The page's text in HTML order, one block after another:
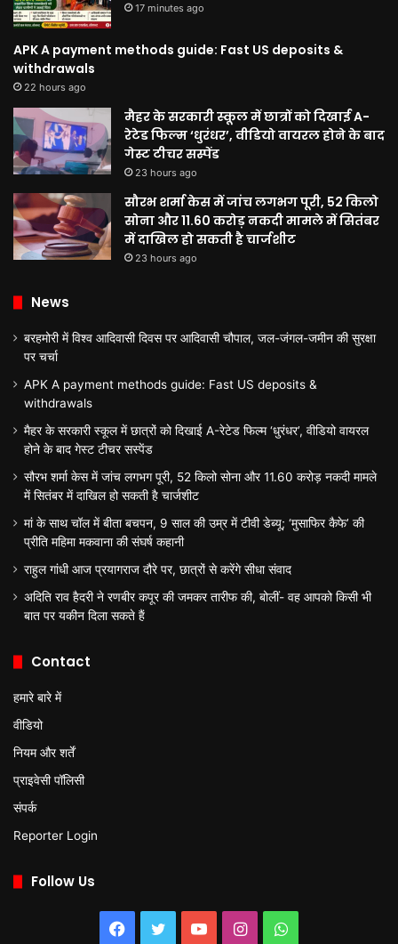
17 minutes ago
APK A payment methods guide: Fast US deposits &
withdrawals
22 hours ago
मैहर के सरकारी स्कूल में छात्रों को दिखाई A-
रेटेड फिल्म ‘धुरंधर’, वीडियो वायरल होने के बाद
गेस्ट टीचर सस्पेंड
23 hours ago
सौरभ शर्मा केस में जांच लगभग पूरी, 52 किलो
सोना और 11.60 करोड़ नकदी मामले में सितंबर
में दाखिल हो सकती है चार्जशीट
23 hours ago
News
बरहमोरी में विश्व आदिवासी दिवस पर आदिवासी चौपाल, जल-जंगल-जमीन की सुरक्षा
पर चर्चा
APK A payment methods guide: Fast US deposits &
withdrawals
मैहर के सरकारी स्कूल में छात्रों को दिखाई A-रेटेड फिल्म ‘धुरंधर’, वीडियो वायरल
होने के बाद गेस्ट टीचर सस्पेंड
सौरभ शर्मा केस में जांच लगभग पूरी, 52 किलो सोना और 11.60 करोड़ नकदी मामले
में सितंबर में दाखिल हो सकती है चार्जशीट
मां के साथ चॉल में बीता बचपन, 9 साल की उम्र में टीवी डेब्यू; ‘मुसाफिर कैफे’ की
प्रीति महिमा मकवाना की संघर्ष कहानी
राहुल गांधी आज प्रयागराज दौरे पर, छात्रों से करेंगे सीधा संवाद
अदिति राव हैदरी ने रणबीर कपूर की जमकर तारीफ की, बोलीं- वह आपको किसी भी
बात पर यकीन दिला सकते हैं
Contact
हमारे बारे में
वीडियो
नियम और शर्तें
प्राइवेसी पॉलिसी
संपर्क
Reporter Login
Follow Us
Facebook
TwitterYouTubeInstagramWhatsApp